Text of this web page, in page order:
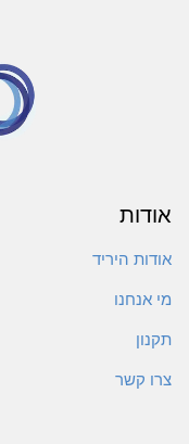
אודות
אודות היריד
מי אנחנו
תקנון
צרו קשר